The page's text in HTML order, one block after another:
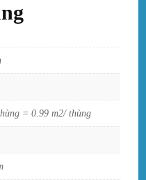
= 0.99 m2/ thùng